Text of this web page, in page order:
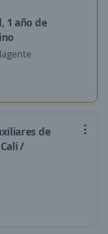
1 año de
de
/